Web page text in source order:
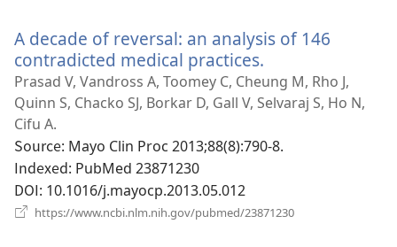
창
A decade of reversal: an analysis of 146
contradicted medical practices.
로
운
열
Prasad V, Vandross A, Toomey C, Cheung M, Rho J,
Quinn S, Chacko SJ, Borkar D, Gall V, Selvaraj S, Ho N,
Cifu A.
Source‎: Mayo Clin Proc 2013;88(8):790-8.
Indexed‎: PubMed 23871230
DOI‎: 10.1016/j.mayocp.2013.05.012
https://www.ncbi.nlm.nih.gov/pubmed/23871230